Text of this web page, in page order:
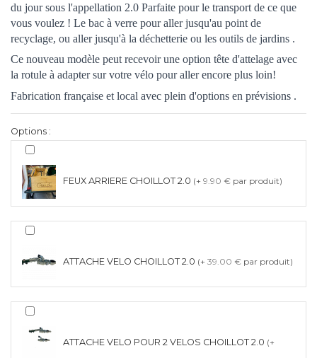
du jour sous l'appellation 2.0 Parfaite pour le transport de ce que
vous voulez ! Le bac à verre pour aller jusqu'au point de
recyclage, ou aller jusqu'à la déchetterie ou les outils de jardins .
Ce nouveau modèle peut recevoir une option tête d'attelage avec
la rotule à adapter sur votre vélo pour aller encore plus loin!
Fabrication française et local avec plein d'options en prévisions .
Options :
FEUX ARRIERE CHOILLOT 2.0 (+ 9.90 € par produit)
ATTACHE VELO CHOILLOT 2.0 (+ 39.00 € par produit)
ATTACHE VELO POUR 2 VELOS CHOILLOT 2.0 (+